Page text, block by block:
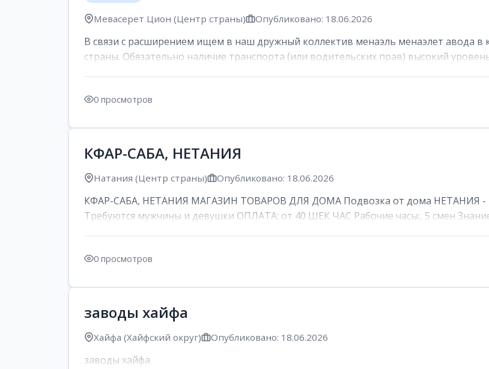
Мевасерет Цион (Центр страны) Опубликовано: 18.06.2026
В связи с расширением ищем в наш дружный коллектив менаэль менаэлет авода
страны. Обязательно наличие транспорта (или водительских прав) высокий
0 просмотров
КФАР-САБА, НЕТАНИЯ
Натания (Центр страны) Опубликовано: 18.06.2026
КФАР-САБА, НЕТАНИЯ МАГАЗИН ТОВАРОВ ДЛЯ ДОМА Подвозка от дома НЕТАНИЯ -
Требуются мужчины и девушки ОПЛАТА: от 40 ШЕК ЧАС Рабочие часы:, 5 смен
0 просмотров
заводы хайфа
Хайфа (Хайфский округ) Опубликовано: 18.06.2026
заводы хайфа